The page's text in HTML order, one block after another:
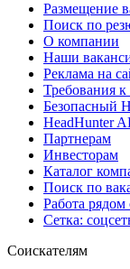
Размещение
Поиск по
О компании
Наши
Реклама на
Требования
Безопасный
HeadHunter
Партнерам
Инвесторам
Каталог
Поиск по
Работа рядом
Сетка:
Соискателям